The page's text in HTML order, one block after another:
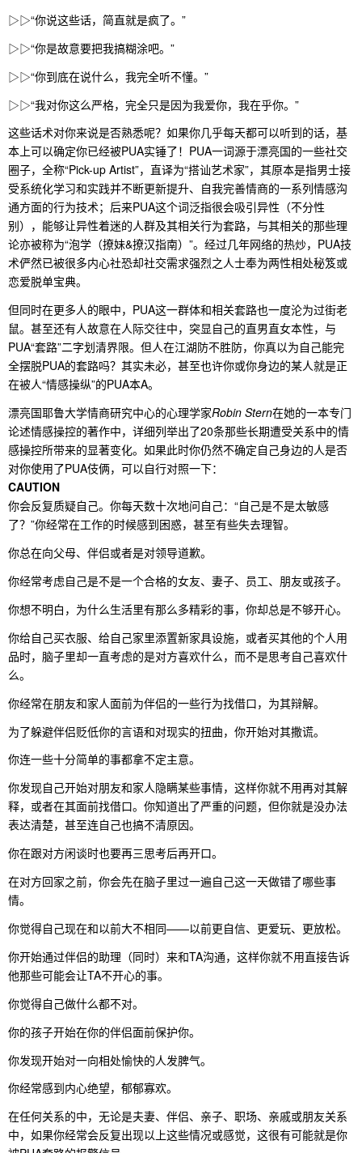
▷▷“你说这些话，简直就是疯了。”
▷▷“你是故意要把我搞糊涂吧。”
▷▷“你到底在说什么，我完全听不懂。”
▷▷“我对你这么严格，完全只是因为我爱你，我在乎你。”
这些话术对你来说是否熟悉呢？如果你几乎每天都可以听到的话，基
本上可以确定你已经被PUA实锤了！PUA一词源于漂亮国的一些社交
圈子，全称“Pick-up Artist”，直译为“搭讪艺术家”，其原本是指男士接
受系统化学习和实践并不断更新提升、自我完善情商的一系列情感沟
通方面的行为技术；后来PUA这个词泛指很会吸引异性（不分性
别），能够让异性着迷的人群及其相关行为套路，与其相关的那些理
论亦被称为“泡学（撩妹&撩汉指南）”。经过几年网络的热炒，PUA技
术俨然已被很多内心社恐却社交需求强烈之人士奉为两性相处秘笈或
恋爱脱单宝典。
但同时在更多人的眼中，PUA这一群体和相关套路也一度沦为过街老
鼠。甚至还有人故意在人际交往中，突显自己的直男直女本性，与
PUA“套路”二字划清界限。但人在江湖防不胜防，你真以为自己能完
全摆脱PUA的套路吗？其实未必，甚至也许你或你身边的某人就是正
在被人“情感操纵”的PUA本A。
漂亮国耶鲁大学情商研究中心的心理学家Robin Stern在她的一本专门
论述情感操控的著作中，详细列举出了20条那些长期遭受关系中的情
感操控所带来的显著变化。如果此时你仍然不确定自己身边的人是否
对你使用了PUA伎俩，可以自行对照一下：
CAUTION
你会反复质疑自己。你每天数十次地问自己：“自己是不是太敏感
了？”你经常在工作的时候感到困惑，甚至有些失去理智。
你总在向父母、伴侣或者是对领导道歉。
你经常考虑自己是不是一个合格的女友、妻子、员工、朋友或孩子。
你想不明白，为什么生活里有那么多精彩的事，你却总是不够开心。
你给自己买衣服、给自己家里添置新家具设施，或者买其他的个人用
品时，脑子里却一直考虑的是对方喜欢什么，而不是思考自己喜欢什
么。
你经常在朋友和家人面前为伴侣的一些行为找借口，为其辩解。
为了躲避伴侣贬低你的言语和对现实的扭曲，你开始对其撒谎。
你连一些十分简单的事都拿不定主意。
你发现自己开始对朋友和家人隐瞒某些事情，这样你就不用再对其解
释，或者在其面前找借口。你知道出了严重的问题，但你就是没办法
表达清楚，甚至连自己也搞不清原因。
你在跟对方闲谈时也要再三思考后再开口。
在对方回家之前，你会先在脑子里过一遍自己这一天做错了哪些事
情。
你觉得自己现在和以前大不相同——以前更自信、更爱玩、更放松。
你开始通过伴侣的助理（同时）来和TA沟通，这样你就不用直接告诉
他那些可能会让TA不开心的事。
你觉得自己做什么都不对。
你的孩子开始在你的伴侣面前保护你。
你发现开始对一向相处愉快的人发脾气。
你经常感到内心绝望，郁郁寡欢。
在任何关系的中，无论是夫妻、伴侣、亲子、职场、亲戚或朋友关系
中，如果你经常会反复出现以上这些情况或感觉，这很有可能就是你